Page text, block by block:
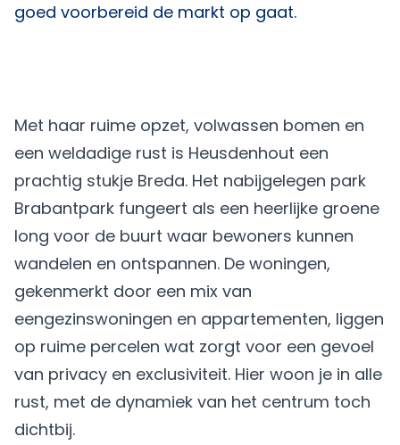
goed voorbereid de markt op gaat.
Met haar ruime opzet, volwassen bomen en
een weldadige rust is Heusdenhout een
prachtig stukje Breda. Het nabijgelegen park
Brabantpark fungeert als een heerlijke groene
long voor de buurt waar bewoners kunnen
wandelen en ontspannen. De woningen,
gekenmerkt door een mix van
eengezinswoningen en appartementen, liggen
op ruime percelen wat zorgt voor een gevoel
van privacy en exclusiviteit. Hier woon je in alle
rust, met de dynamiek van het centrum toch
dichtbij.